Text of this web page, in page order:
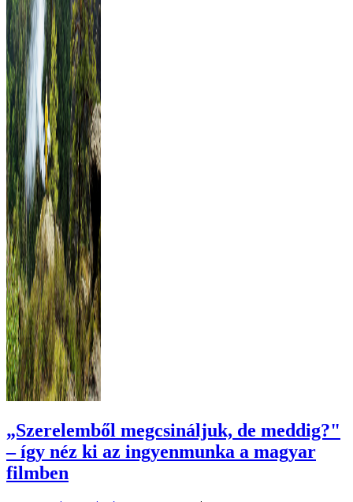
„Szerelemből megcsináljuk, de meddig?"
– így néz ki az ingyenmunka a magyar
filmben